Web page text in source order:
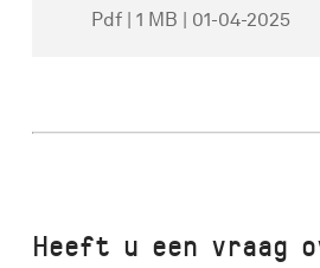
Pdf | 1 MB | 01-04-2025
Heeft u een vraag